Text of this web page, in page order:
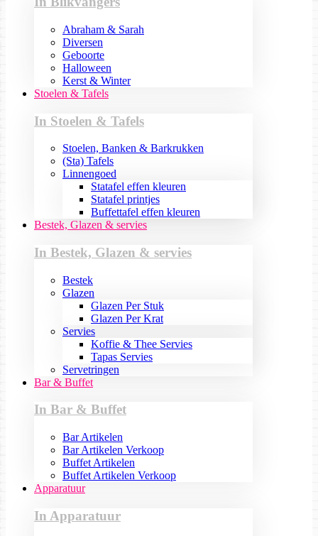
Abraham & Sarah
Diversen
Geboorte
Halloween
Kerst & Winter
Stoelen & Tafels
In Stoelen & Tafels
Stoelen, Banken & Barkrukken
(Sta) Tafels
Linnengoed
Statafel effen kleuren
Statafel printjes
Buffettafel effen kleuren
Bestek, Glazen & servies
In Bestek, Glazen & servies
Bestek
Glazen
Glazen Per Stuk
Glazen Per Krat
Servies
Koffie & Thee Servies
Tapas Servies
Servetringen
Bar & Buffet
In Bar & Buffet
Bar Artikelen
Bar Artikelen Verkoop
Buffet Artikelen
Buffet Artikelen Verkoop
Apparatuur
In Apparatuur